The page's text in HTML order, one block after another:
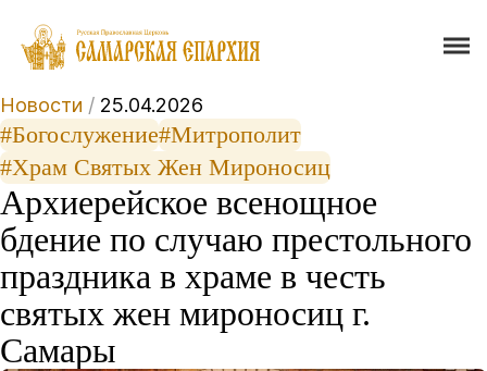
Новости / 25.04.2026
#Богослужение#Митрополит
#Храм Святых Жен Мироносиц
Архиерейское всенощное
бдение по случаю престольного
праздника в храме в честь
святых жен мироносиц г.
Самары